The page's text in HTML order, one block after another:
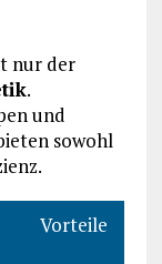
nur der
.
und
sowohl
Vorteile